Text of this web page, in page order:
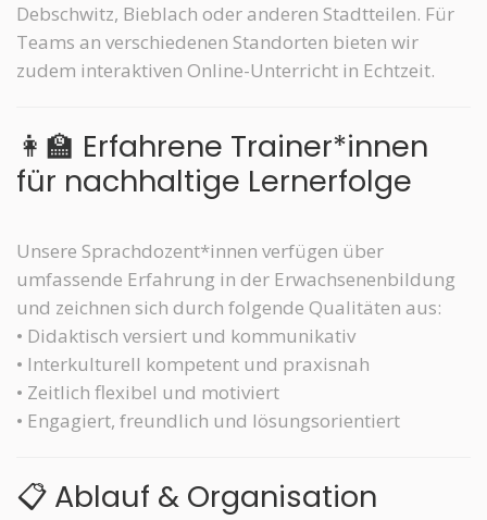
Debschwitz, Bieblach oder anderen Stadtteilen. Für
Teams an verschiedenen Standorten bieten wir
zudem interaktiven Online-Unterricht in Echtzeit.
👩‍🏫 Erfahrene Trainer*innen
für nachhaltige Lernerfolge
Unsere Sprachdozent*innen verfügen über
umfassende Erfahrung in der Erwachsenenbildung
und zeichnen sich durch folgende Qualitäten aus:
• Didaktisch versiert und kommunikativ
• Interkulturell kompetent und praxisnah
• Zeitlich flexibel und motiviert
• Engagiert, freundlich und lösungsorientiert
📋 Ablauf & Organisation